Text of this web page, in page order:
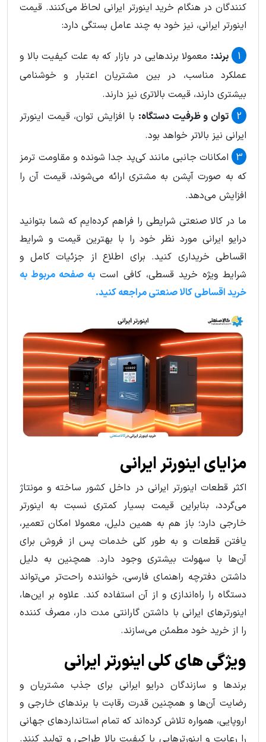
کنندگان در هنگام خرید اینورتر ایرانی لحاظ می‌کنند. قیمت
اینورتر ایرانی، نیز خود به چند عامل بستگی دارد:
برند: معمولا برندهایی در بازار که به علت کیفیت بالا و
عملکرد مناسب، در بین مشتریان اعتبار و خوشنامی
بیشتری دارند، قیمت بالاتری نیز دارند.
توان و ظرفیت دستگاه: با افزایش توان، قیمت اینورتر
ایرانی نیز بالاتر خواهد بود.
امکانات جانبی مانند کی‌پد جدا شونده و مقاومت ترمز
که به صورت آپشن به مشتری ارائه می‌شوند، قیمت آن را
افزایش می‌دهد.
ما در کالا صنعتی شرایطی را فراهم کرده‌ایم که شما بتوانید
درایو ایرانی مورد نظر خود را با بهترین قیمت و شرایط
اقساطی خریداری کنید. برای اطلاع از جزئیات کامل و
شرایط ویژه خرید قسطی، کافی است به صفحه مربوط به
خرید اقساطی کالا صنعتی مراجعه کنید.
مزایای اینورتر ایرانی
اکثر قطعات اینورتر ایرانی در داخل کشور ساخته و مونتاژ
می‌گردد، بنابراین قیمت بسیار کمتری نسبت به اینورتر
خارجی دارد؛ باز هم به همین دلیل، معمولا امکان تعمیر،
یافتن قطعات و به طور کلی خدمات پس از فروش برای
آن‌ها با سهولت بیشتری وجود دارد. همچنین به دلیل
داشتن دفترچه راهنمای فارسی، خواننده راحت‌تر می‌تواند
دستگاه را راه‌اندازی و از آن استفاده کند. علاوه بر این‌ها،
اینورترهای ایرانی با داشتن گارانتی مدت دار، مصرف کننده
را از خرید خود مطمئن می‌سازند.
ویژگی های کلی اینورتر ایرانی
برندها و سازندگان درایو ایرانی برای جذب مشتریان و
رضایت آن‌ها و همچنین قدرت رقابت با برندهای خارجی و
اروپایی، همواره تلاش کرده‌اند که تمام استانداردهای جهانی
را رعایت و اینورترهایی با کیفیت بالا طراحی و تولید کنند.